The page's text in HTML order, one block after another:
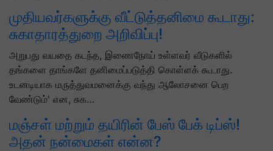
முதியவர்களுக்கு வீட்டுத்தனிமை கூடாது:
சுகாதாரத்துறை அறிவிப்பு!
அறுபது வயதை கடந்த, இணைநோய் உள்ளவர் வீடுகளில்
தங்களை தாங்களே தனிமைப்படுத்தி கொள்ளக் கூடாது.
உடனடியாக மருத்துவமனைக்கு வந்து ஆலோசனை பெற
வேண்டும்' என, சுக…
மஞ்சள் மற்றும் தயிரின் பேஸ் பேக் டிப்ஸ்!
அதன் நன்மைகள் என்ன?